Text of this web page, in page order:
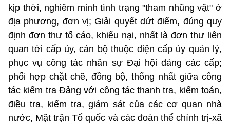
kịp thời, nghiêm minh tình trạng "tham nhũng vặt" ở
địa phương, đơn vị; Giải quyết dứt điểm, đúng quy
định đơn thư tố cáo, khiếu nại, nhất là đơn thư liên
quan tới cấp ủy, cán bộ thuộc diện cấp ủy quản lý,
phục vụ công tác nhân sự Đại hội đảng các cấp;
phối hợp chặt chẽ, đồng bộ, thống nhất giữa công
tác kiểm tra Đảng với công tác thanh tra, kiểm toán,
điều tra, kiểm tra, giám sát của các cơ quan nhà
nước, Mặt trận Tổ quốc và các đoàn thể chính trị-xã